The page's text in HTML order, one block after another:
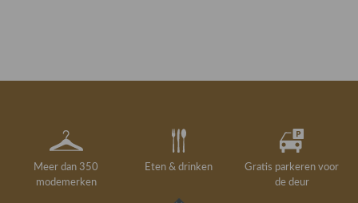
Meer dan 350
modemerken
Eten & drinken
Gratis parkeren voor
de deur